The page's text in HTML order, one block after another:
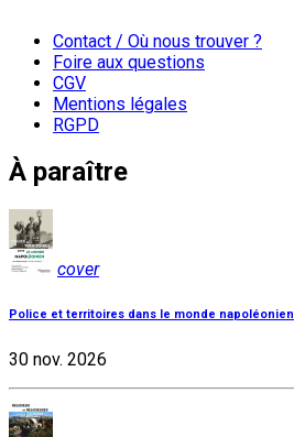
Contact / Où nous trouver ?
Foire aux questions
CGV
Mentions légales
RGPD
À paraître
cover
Police et territoires dans le monde napoléonien
30 nov. 2026